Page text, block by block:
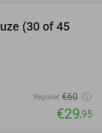
50%
(30 of 45
Regulier €60
€29,95